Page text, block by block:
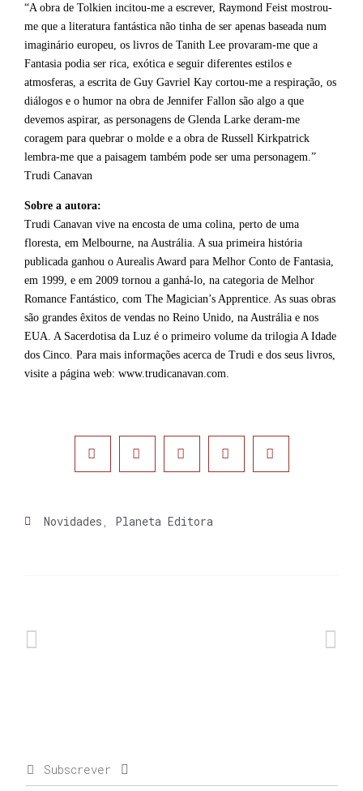
“A obra de Tolkien incitou-me a escrever, Raymond Feist mostrou-
me que a literatura fantástica não tinha de ser apenas baseada num
imaginário europeu, os livros de Tanith Lee provaram-me que a
Fantasia podia ser rica, exótica e seguir diferentes estilos e
atmosferas, a escrita de Guy Gavriel Kay cortou-me a respiração, os
diálogos e o humor na obra de Jennifer Fallon são algo a que
devemos aspirar, as personagens de Glenda Larke deram-me
coragem para quebrar o molde e a obra de Russell Kirkpatrick
lembra-me que a paisagem também pode ser uma personagem.”
Trudi Canavan
Sobre a autora:
Trudi Canavan vive na encosta de uma colina, perto de uma
floresta, em Melbourne, na Austrália. A sua primeira história
publicada ganhou o Aurealis Award para Melhor Conto de Fantasia,
em 1999, e em 2009 tornou a ganhá-lo, na categoria de Melhor
Romance Fantástico, com The Magician’s Apprentice. As suas obras
são grandes êxitos de vendas no Reino Unido, na Austrália e nos
EUA. A Sacerdotisa da Luz é o primeiro volume da trilogia A Idade
dos Cinco. Para mais informações acerca de Trudi e dos seus livros,
visite a página web: www.trudicanavan.com.
Novidades Planeta Editora
Subscrever